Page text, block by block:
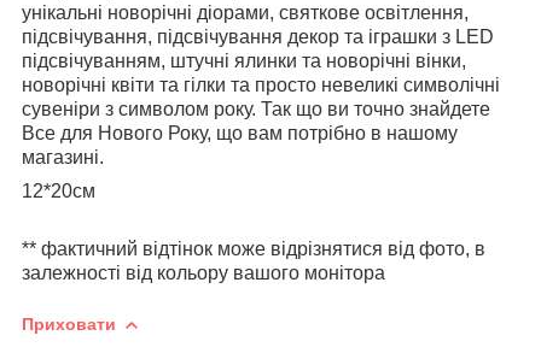
унікальні новорічні діорами, святкове освітлення,
підсвічування, підсвічування декор та іграшки з LED
підсвічуванням, штучні ялинки та новорічні вінки,
новорічні квіти та гілки та просто невеликі символічні
сувеніри з символом року. Так що ви точно знайдете
Все для Нового Року, що вам потрібно в нашому
магазині.
12*20см
** фактичний відтінок може відрізнятися від фото, в
залежності від кольору вашого монітора
Приховати